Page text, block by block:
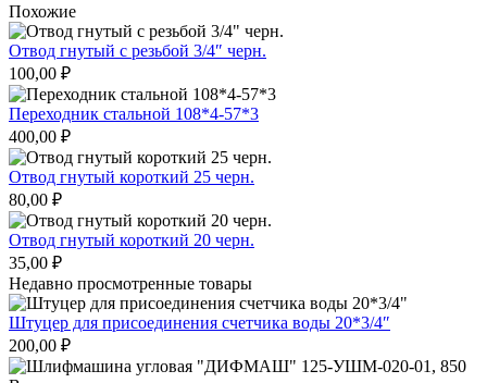
Похожие
Отвод гнутый с резьбой 3/4″ черн.
100,00 ₽
Переходник стальной 108*4-57*3
400,00 ₽
Отвод гнутый короткий 25 черн.
80,00 ₽
Отвод гнутый короткий 20 черн.
35,00 ₽
Недавно просмотренные товары
Штуцер для присоединения счетчика воды 20*3/4″
200,00 ₽